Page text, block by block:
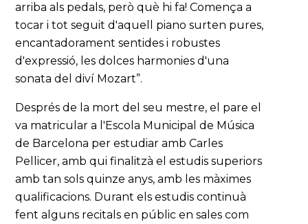
arriba als pedals, però què hi fa! Comença a
tocar i tot seguit d'aquell piano surten pures,
encantadorament sentides i robustes
d'expressió, les dolces harmonies d'una
sonata del diví Mozart”.
Després de la mort del seu mestre, el pare el
va matricular a l'Escola Municipal de Música
de Barcelona per estudiar amb Carles
Pellicer, amb qui finalitzà el estudis superiors
amb tan sols quinze anys, amb les màximes
qualificacions. Durant els estudis continuà
fent alguns recitals en públic en sales com